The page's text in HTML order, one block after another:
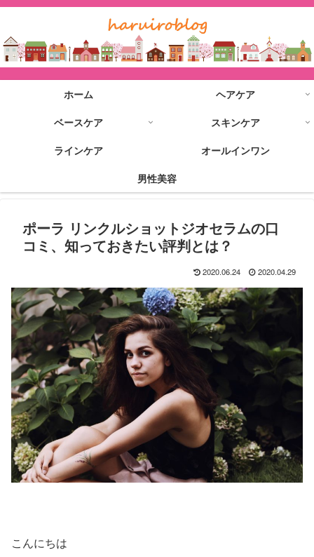
ホーム
ヘアケア
ベースケア
スキンケア
ラインケア
オールインワン
男性美容
ポーラ リンクルショットジオセラムの口
コミ、知っておきたい評判とは？
2020.06.24 2020.04.29
こんにちは